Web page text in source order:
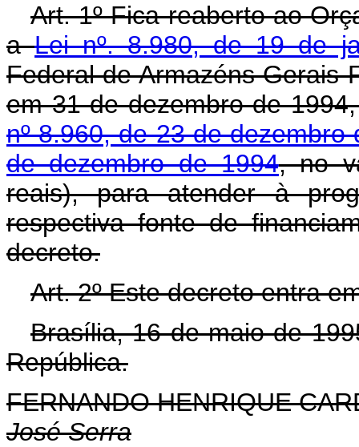
Art. 1º Fica reaberto ao
aLei nº. 8.980, de 19 de
Federal de Armazéns Gerais
em 31 de dezembro de
nº 8.960, de 23 de dezembro
de dezembro de 1994, no
reais), para atender à
respectiva fonte de
decreto.
Art. 2º Este decreto entra
Brasília, 16 de maio de
República.
FERNANDO HENRIQUE
José Serra